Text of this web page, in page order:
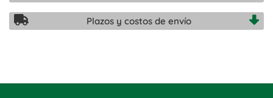
Plazos y costos de envío